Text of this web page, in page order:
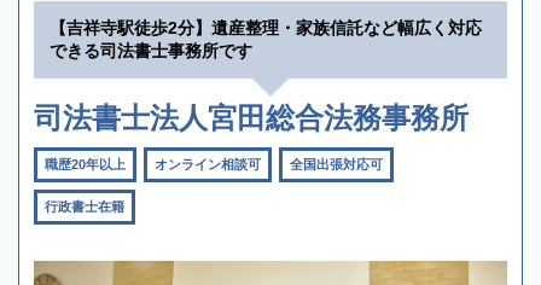
【吉祥寺駅徒歩2分】遺産整理・家族信託など幅広く対応
できる司法書士事務所です
司法書士法人宮田総合法務事務所
職歴20年以上 オンライン相談可 全国出張対応可
行政書士在籍